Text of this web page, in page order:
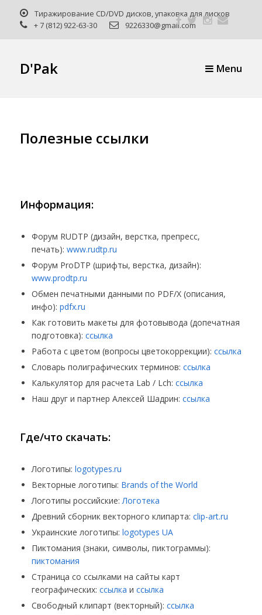
Тиражирование CD/DVD дисков, упаковка для дисков
+ 7 (812) 922-63-30
9226330@gmail.com
D'Pak Menu
Полезные ссылки
Информация:
Форум RUDTP (дизайн, верстка, препресс,
печать): www.rudtp.ru
Форум ProDTP (шрифты, верстка, дизайн):
www.prodtp.ru
Обмен печатными данными по PDF/X (описания,
инфо): pdfx.ru
Как готовить макеты для фотовывода (допечатная
подготовка): ссылка
Работа с цветом (вопросы цветокоррекции): ссылка
Словарь полиграфических терминов: ссылка
Калькулятор для расчета Lab / Lch: ссылка
Наш друг и партнер Алексей Шадрин: ссылка
Где/что скачать:
Логотипы: logotypes.ru
Векторные логотипы: Brands of the World
Логотипы российские:Логотека
Древний сборник векторного клипарта: clip-art.ru
Украинские логотипы: logotypes UA
Пиктомания (знаки, символы, пиктограммы):
пиктомания
Страница со ссылками на сайты карт
географических: ссылка и ссылка
Свободный клипарт (векторный): ссылка